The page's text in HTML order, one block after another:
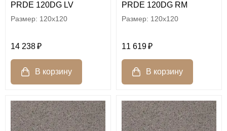
PRDE 120DG LV
120x120
14 238
PRDE 120DG RM
120x120
11 619